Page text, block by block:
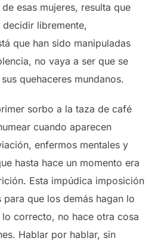
esas mujeres, resulta que
libremente,
que han sido manipuladas
no vaya a ser que se
quehaceres mundanos.
sorbo a la taza de café
cuando aparecen
enfermos mentales y
hasta hace un momento era
Esta impúdica imposición
que los demás hagan lo
correcto, no hace otra cosa
Hablar por hablar, sin